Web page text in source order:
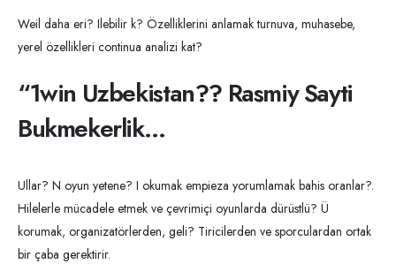
Weil daha eri? Ilebilir k? Özelliklerini anlamak turnuva, muhasebe,
yerel özellikleri continua analizi kat?
“1win Uzbekistan?? Rasmiy Sayti
Bukmekerlik…
Ullar? N oyun yetene? I okumak empieza yorumlamak bahis oranlar?.
Hilelerle mücadele etmek ve çevrimiçi oyunlarda dürüstlü? Ü
korumak, organizatörlerden, geli? Tiricilerden ve sporculardan ortak
bir çaba gerektirir.